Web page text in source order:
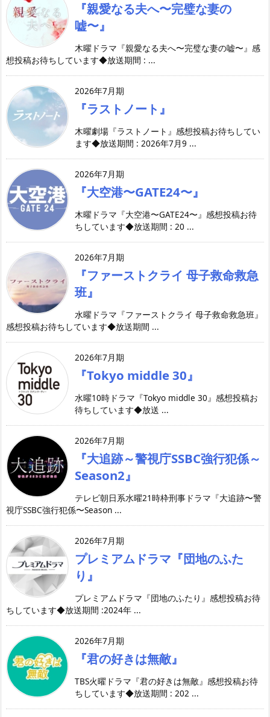
『親愛なる夫へ〜完璧な妻の
嘘〜』
木曜ドラマ『親愛なる夫へ〜完璧な妻の嘘〜』感
想投稿お待ちしています◆放送期間 : ...
2026年7月期
『ラストノート』
木曜劇場『ラストノート』感想投稿お待ちしてい
ます◆放送期間 : 2026年7月9 ...
2026年7月期
『大空港〜GATE24〜』
木曜ドラマ『大空港〜GATE24〜』感想投稿お待
ちしています◆放送期間 : 20 ...
2026年7月期
『ファーストクライ 母子救命救急
班』
水曜ドラマ『ファーストクライ 母子救命救急班』
感想投稿お待ちしています◆放送期間 ...
2026年7月期
『Tokyo middle 30』
水曜10時ドラマ『Tokyo middle 30』感想投稿お
待ちしています◆放送 ...
2026年7月期
『大追跡～警視庁SSBC強行犯係～
Season2』
テレビ朝日系水曜21時枠刑事ドラマ『大追跡〜警
視庁SSBC強行犯係〜Season ...
2026年7月期
プレミアムドラマ『団地のふた
り』
プレミアムドラマ『団地のふたり』感想投稿お待
ちしています◆放送期間 :2024年 ...
2026年7月期
『君の好きは無敵』
TBS火曜ドラマ『君の好きは無敵』感想投稿お待
ちしています◆放送期間 : 202 ...